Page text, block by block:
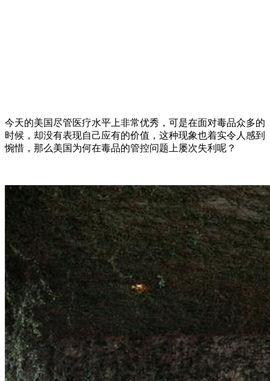
今天的美国尽管医疗水平上非常优秀，可是在面对毒品众多的
时候，却没有表现自己应有的价值，这种现象也着实令人感到
惋惜，那么美国为何在毒品的管控问题上屡次失利呢？